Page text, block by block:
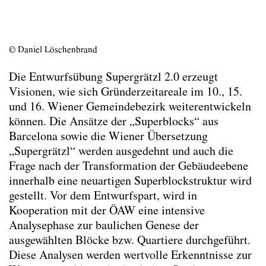
© Daniel Löschenbrand
Die Entwurfsübung Supergrätzl 2.0 erzeugt
Visionen, wie sich Gründerzeitareale im 10., 15.
und 16. Wiener Gemeindebezirk weiterentwickeln
können. Die Ansätze der „Superblocks“ aus
Barcelona sowie die Wiener Übersetzung
„Supergrätzl“ werden ausgedehnt und auch die
Frage nach der Transformation der Gebäudeebene
innerhalb eine neuartigen Superblockstruktur wird
gestellt. Vor dem Entwurfspart, wird in
Kooperation mit der ÖAW eine intensive
Analysephase zur baulichen Genese der
ausgewählten Blöcke bzw. Quartiere durchgeführt.
Diese Analysen werden wertvolle Erkenntnisse zur
Sommerentwerfen Competition of
Sommerentwerfen Sundhausen
Sommerentwerfen Take Off to Milan &
Como
Transferable Skill Gruppendynamik
Transferable Skill Multidisziplinäre Planung
Vorlesungsübung Architecture, Construction,
Settlements
Vorlesungsübung Architekturdokumentation
und Präsentation
Vorlesungsübung Die Stadt und der Krieg
Wahlseminar The Porous City
Lehre Wintersemester 2024/25
Lehre Sommersemester 2024